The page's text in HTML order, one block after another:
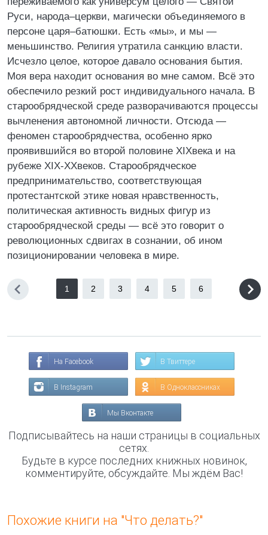
Руси, народа–церкви, магически объединяемого в
персоне царя–батюшки. Есть «мы», и мы —
меньшинство. Религия утратила санкцию власти.
Исчезло целое, которое давало основания бытия.
Моя вера находит основания во мне самом. Всё это
обеспечило резкий рост индивидуального начала. В
старообрядческой среде разворачиваются процессы
вычленения автономной личности. Отсюда —
феномен старообрядчества, особенно ярко
проявившийся во второй половине XIXвека и на
рубеже XIX‑XXвеков. Старообрядческое
предпринимательство, соответствующая
протестантской этике новая нравственность,
политическая активность видных фигур из
старообрядческой среды — всё это говорит о
революционных сдвигах в сознании, об ином
позиционировании человека в мире.
1 2 3 4 5 6
На Facebook В Твиттере
В Instagram В Одноклассниках
Мы Вконтакте
Подписывайтесь на наши страницы в социальных
сетях.
Будьте в курсе последних книжных новинок,
комментируйте, обсуждайте. Мы ждём Вас!
Похожие книги на "Что делать?"